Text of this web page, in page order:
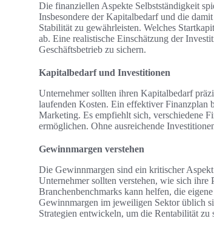
Die finanziellen Aspekte Selbstständigkeit
Insbesondere der Kapitalbedarf und die
Stabilität zu gewährleisten. Welches
ab. Eine realistische Einschätzung der
Geschäftsbetrieb zu sichern.
Kapitalbedarf und Investitionen
Unternehmer sollten ihren Kapitalbedarf
laufenden Kosten. Ein effektiver Finanzplan
Marketing. Es empfiehlt sich, verschiedene
ermöglichen. Ohne ausreichende
Gewinnmargen verstehen
Die Gewinnmargen sind ein kritischer
Unternehmer sollten verstehen, wie sich
Branchenbenchmarks kann helfen, die
Gewinnmargen im jeweiligen Sektor üblich
Strategien entwickeln, um die Rentabilität zu